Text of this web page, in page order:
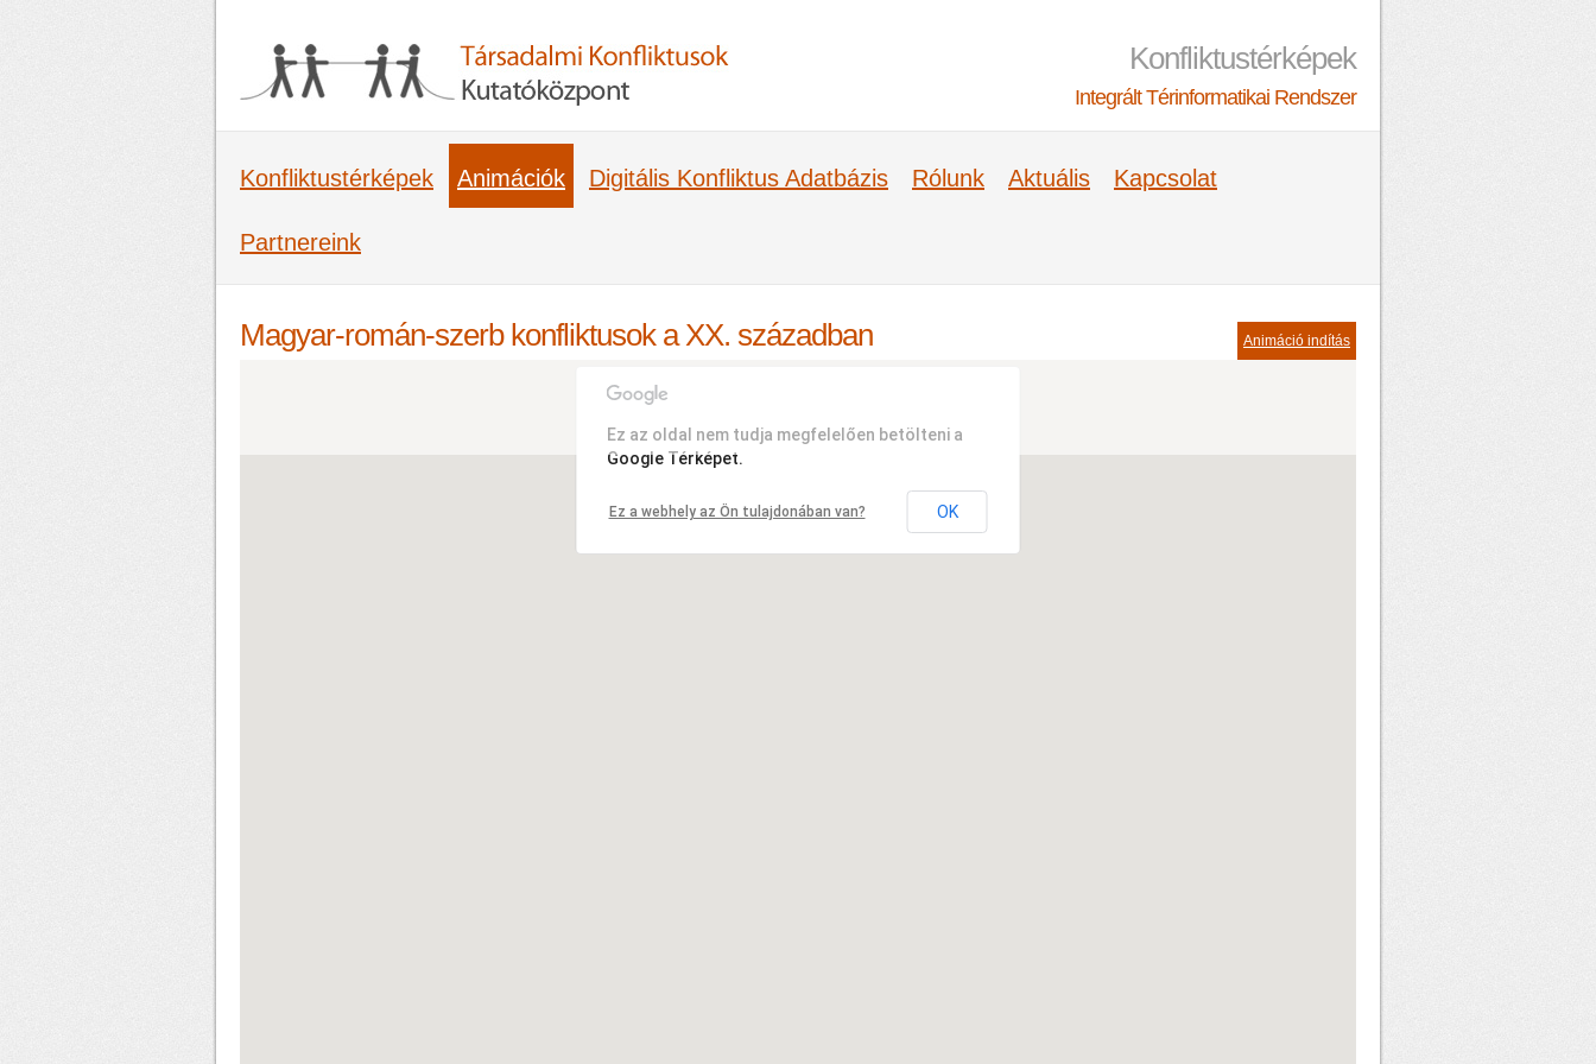
Konfliktustérképek
Integrált Térinformatikai Rendszer
Konfliktustérképek Animációk Digitális Konfliktus Adatbázis Rólunk Aktuális Kapcsolat
Partnereink
Animáció indítás
Magyar-román-szerb konfliktusok a XX. században
Ez az oldal nem tudja megfelelően betölteni a
Google Térképet.
Ez a webhely az Ön tulajdonában van? OK